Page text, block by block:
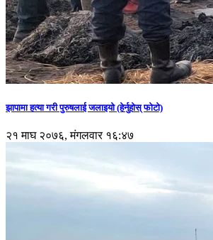
झापामा हत्या गरी पुरुषलाई जलाइयो (हेर्नुहाेस् फाेटाे)
२१ माघ २०७६, मंगलवार १६:४७